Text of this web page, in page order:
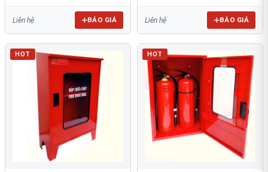
Liên hệ BÁO GIÁ Liên hệ BÁO GIÁ
HOT HOT